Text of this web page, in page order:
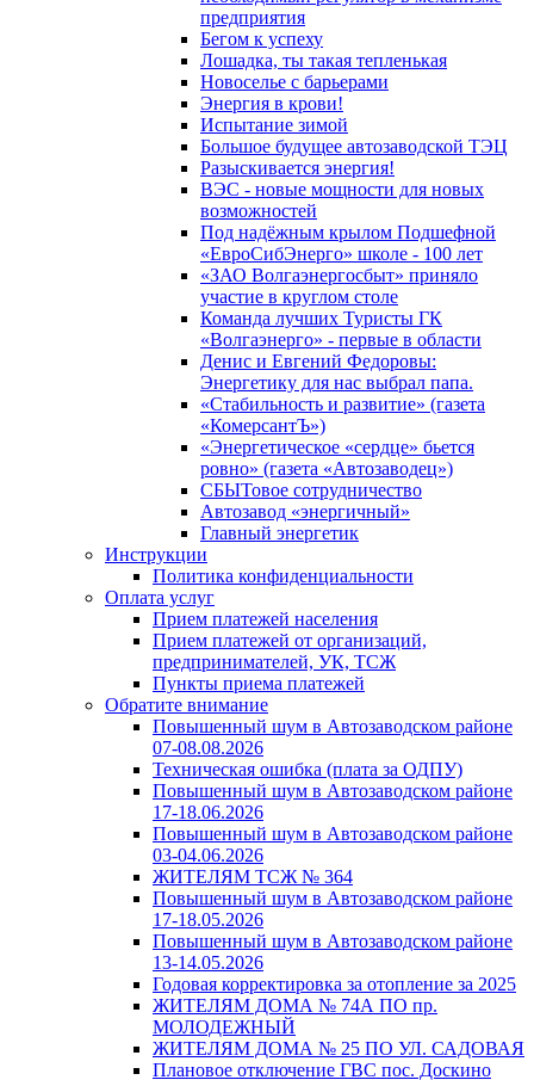
предприятия
Бегом к успеху
Лошадка, ты такая тепленькая
Новоселье с барьерами
Энергия в крови!
Испытание зимой
Большое будущее автозаводской ТЭЦ
Разыскивается энергия!
ВЭС - новые мощности для новых
возможностей
Под надёжным крылом Подшефной
«ЕвроСибЭнерго» школе - 100 лет
«ЗАО Волгаэнергосбыт» приняло
участие в круглом столе
Команда лучших Туристы ГК
«Волгаэнерго» - первые в области
Денис и Евгений Федоровы:
Энергетику для нас выбрал папа.
«Стабильность и развитие» (газета
«КомерсантЪ»)
«Энергетическое «сердце» бьется
ровно» (газета «Автозаводец»)
СБЫТовое сотрудничество
Автозавод «энергичный»
Главный энергетик
Инструкции
Политика конфиденциальности
Оплата услуг
Прием платежей населения
Прием платежей от организаций,
предпринимателей, УК, ТСЖ
Пункты приема платежей
Обратите внимание
Повышенный шум в Автозаводском районе
07-08.08.2026
Техническая ошибка (плата за ОДПУ)
Повышенный шум в Автозаводском районе
17-18.06.2026
Повышенный шум в Автозаводском районе
03-04.06.2026
ЖИТЕЛЯМ ТСЖ № 364
Повышенный шум в Автозаводском районе
17-18.05.2026
Повышенный шум в Автозаводском районе
13-14.05.2026
Годовая корректировка за отопление за 2025
ЖИТЕЛЯМ ДОМА № 74А ПО пр.
МОЛОДЕЖНЫЙ
ЖИТЕЛЯМ ДОМА № 25 ПО УЛ. САДОВАЯ
Плановое отключение ГВС пос. Доскино